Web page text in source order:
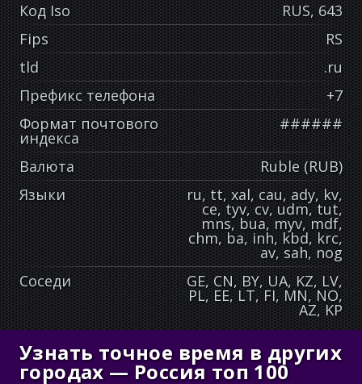
Код Iso
RUS, 643
Fips
RS
tld
.ru
Префикс телефона
+7
Формат почтового
индекса
######
Валюта
Ruble (RUB)
Языки
ru, tt, xal, cau, ady, kv,
ce, tyv, cv, udm, tut,
mns, bua, myv, mdf,
chm, ba, inh, kbd, krc,
av, sah, nog
Соседи
GE, CN, BY, UA, KZ, LV,
PL, EE, LT, FI, MN, NO,
AZ, KP
Узнать точное время в других
городах — Россия топ 100